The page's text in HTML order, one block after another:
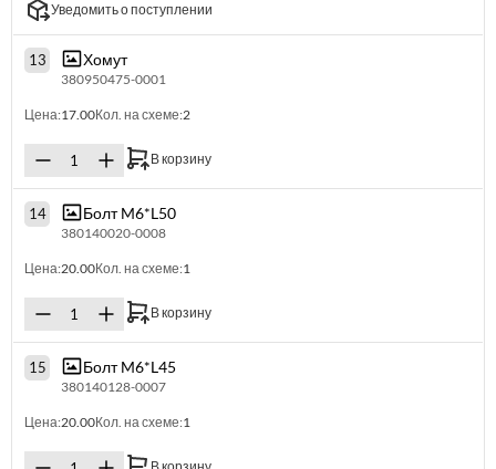
Уведомить о поступлении
13 Хомут
380950475-0001
Цена:17.00Кол. на схеме:2
В корзину
14 Болт M6*L50
380140020-0008
Цена:20.00Кол. на схеме:1
В корзину
15 Болт M6*L45
380140128-0007
Цена:20.00Кол. на схеме:1